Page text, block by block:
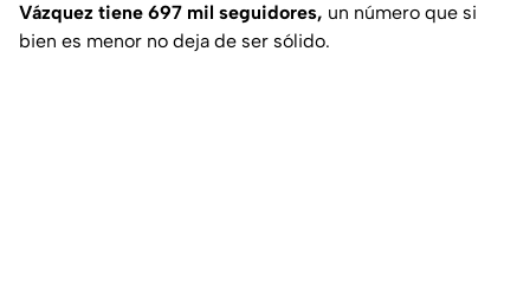
Vázquez tiene 697 mil seguidores, un número que si
bien es menor no deja de ser sólido.